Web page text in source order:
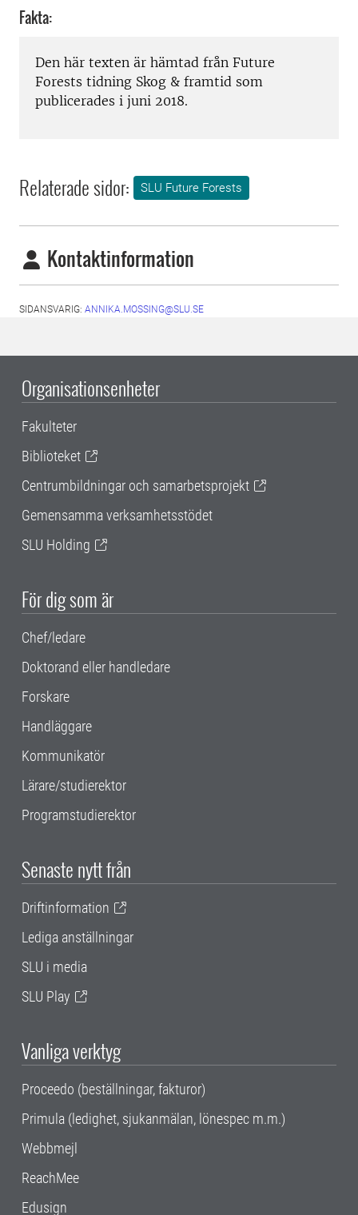
Fakta:
Den här texten är hämtad från Future
Forests tidning Skog & framtid som
publicerades i juni 2018.
Relaterade sidor: SLU Future Forests
Kontaktinformation
SIDANSVARIG: ANNIKA.MOSSING@SLU.SE
Organisationsenheter
Fakulteter
Biblioteket
Centrumbildningar och samarbetsprojekt
Gemensamma verksamhetsstödet
SLU Holding
För dig som är
Chef/ledare
Doktorand eller handledare
Forskare
Handläggare
Kommunikatör
Lärare/studierektor
Programstudierektor
Senaste nytt från
Driftinformation
Lediga anställningar
SLU i media
SLU Play
Vanliga verktyg
Proceedo (beställningar, fakturor)
Primula (ledighet, sjukanmälan, lönespec m.m.)
Webbmejl
ReachMee
Edusign